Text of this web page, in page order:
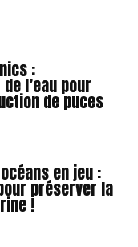
:
l’eau pour
de puces
en jeu :
préserver la
!